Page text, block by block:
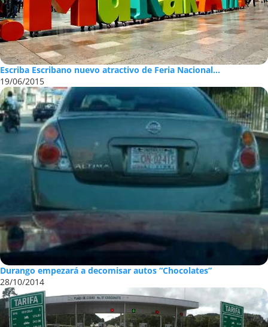
Escriba Escribano nuevo atractivo de Feria Nacional...
19/06/2015
Durango empezará a decomisar autos “Chocolates”
28/10/2014